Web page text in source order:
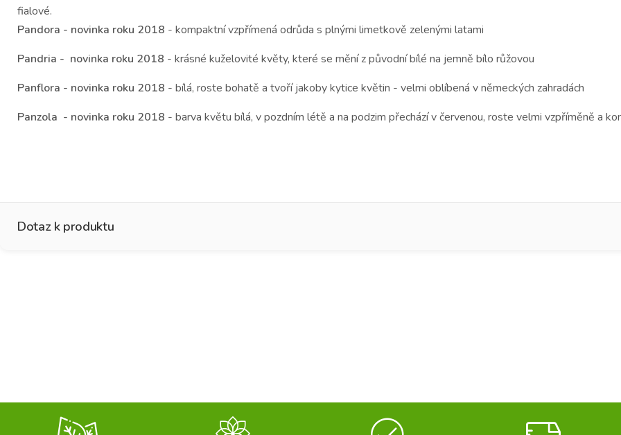
fialové.
Pandora - novinka roku 2018 - kompaktní vzpřímená odrůda s plnými limetkově zelenými latami
Pandria - novinka roku 2018 - krásné kuželovité květy, které se mění z původní bílé na jemně bílo růžovou
Panflora - novinka roku 2018 - bílá, roste bohatě a tvoří jakoby kytice květin - velmi oblíbená v německých zahradách
Panzola - novinka roku 2018 - barva květu bílá, v pozdním létě a na podzim přechází v červenou, roste velmi vzpříměně a
Dotaz k produktu